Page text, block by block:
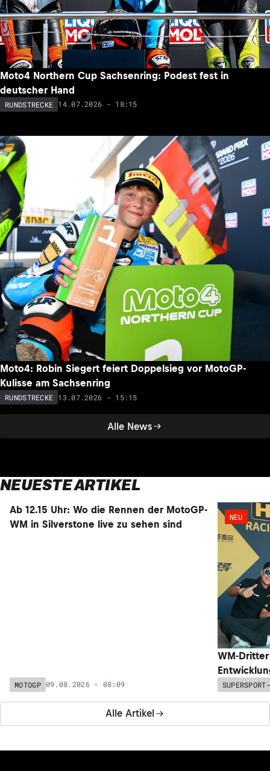
Alle News
Moto4 Northern Cup Sachsenring: Podest fest in
deutscher Hand
RUNDSTRECKE 14.07.2026 - 18:15
Moto4: Robin Siegert feiert Doppelsieg vor MotoGP-
Kulisse am Sachsenring
RUNDSTRECKE 13.07.2026 - 15:15
NEUESTE ARTIKEL
Alle Artikel
Ab 12.15 Uhr: Wo die Rennen der MotoGP-
WM in Silverstone live zu sehen sind
MOTOGP 09.08.2026 - 08:09
NEU
WM-
SUPERSPORT-